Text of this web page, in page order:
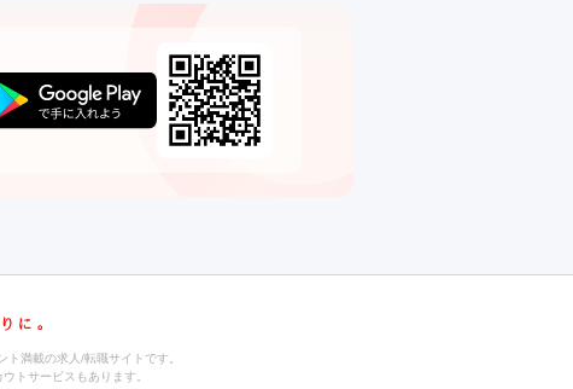
満載の求人/転職サイトです。
トサービスもあります。